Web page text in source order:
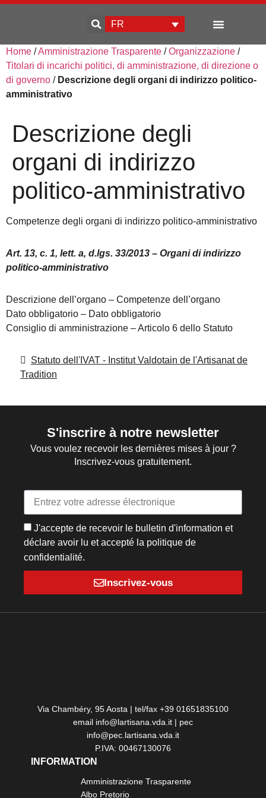
FR
Home /Amministrazione Trasparente /Organizzazione /
Titolari di incarichi politici, di amministrazione, di direzione o
di governo / Descrizione degli organi di indirizzo politico-
amministrativo
Descrizione degli
organi di indirizzo
politico-amministrativo
Competenze degli organi di indirizzo politico-amministrativo
Art. 13, c. 1, lett. a, d.lgs. 33/2013 – Organi di indirizzo
politico-amministrativo
Descrizione dell’organo – Competenze dell’organo
Dato obbligatorio – Dato obbligatorio
Consiglio di amministrazione – Articolo 6 dello Statuto
Statuto dell'IVAT - Institut Valdotain de l'Artisanat de
Tradition
S'inscrire à notre newsletter
Vous voulez recevoir les dernières mises à jour ?
Inscrivez-vous gratuitement.
J'accepte de recevoir le bulletin d'information et
déclare avoir lu et accepté la politique de
confidentialité.
Inscrivez-vous
Via Chambéry, 95 Aosta | tel/fax +39 01651835100
email info@lartisana.vda.it | pec
info@pec.lartisana.vda.it
P.IVA: 00467130076
INFORMATION
Amministrazione Trasparente
Albo Pretorio